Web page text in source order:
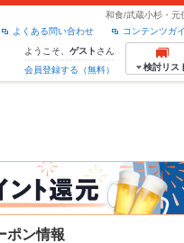
和食/武蔵小杉・元
コンテンツガ
よくある問い合わせ
ようこそ、 ゲスト さん
会員登録する（無料）
検討リス
ポン情報